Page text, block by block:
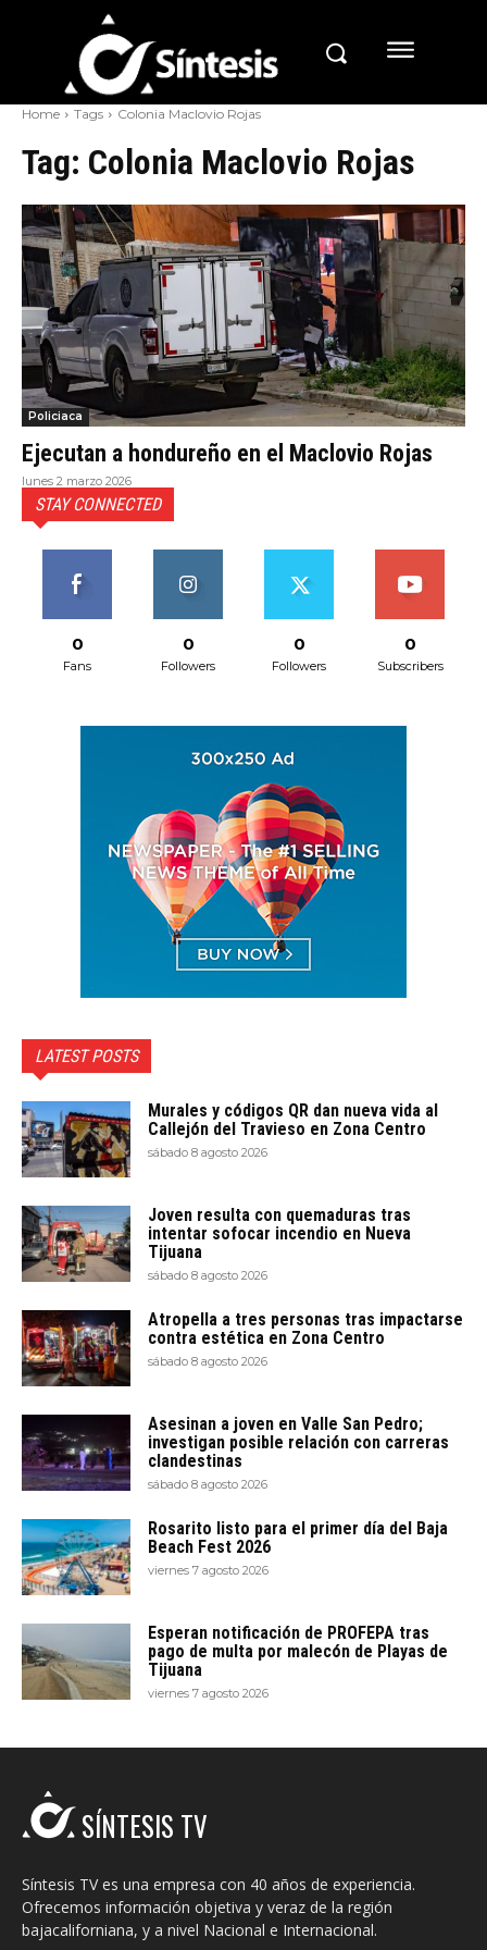
Home Tags Colonia Maclovio Rojas
Tag: Colonia Maclovio Rojas
Policiaca
Ejecutan a hondureño en el Maclovio Rojas
lunes 2 marzo 2026
STAY CONNECTED
0
Fans
0
Followers
0
Followers
0
Subscribers
LATEST POSTS
Murales y códigos QR dan nueva vida al
Callejón del Travieso en Zona Centro
sábado 8 agosto 2026
Joven resulta con quemaduras tras
intentar sofocar incendio en Nueva
Tijuana
sábado 8 agosto 2026
Atropella a tres personas tras impactarse
contra estética en Zona Centro
sábado 8 agosto 2026
Asesinan a joven en Valle San Pedro;
investigan posible relación con carreras
clandestinas
sábado 8 agosto 2026
Rosarito listo para el primer día del Baja
Beach Fest 2026
viernes 7 agosto 2026
Esperan notificación de PROFEPA tras
pago de multa por malecón de Playas de
Tijuana
viernes 7 agosto 2026
SÍNTESIS TV
Síntesis TV es una empresa con 40 años de experiencia.
Ofrecemos información objetiva y veraz de la región
bajacaliforniana, y a nivel Nacional e Internacional.